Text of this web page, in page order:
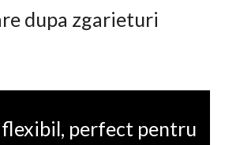
dupa zgarieturi
flexibil, perfect pentru